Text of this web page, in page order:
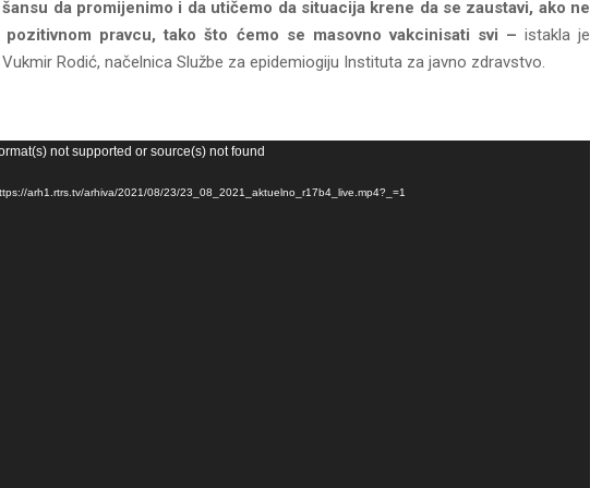
da promijenimo i da utičemo da situacija krene da se zaustavi, ako ne
pravcu, tako što ćemo se masovno vakcinisati svi – istakla je
Rodić, načelnica Službe za epidemiogiju Instituta za javno zdravstvo.
not supported or source(s) not found
arh1.rtrs.tv/arhiva/2021/08/23/23_08_2021_aktuelno_r17b4_live.mp4?_=1